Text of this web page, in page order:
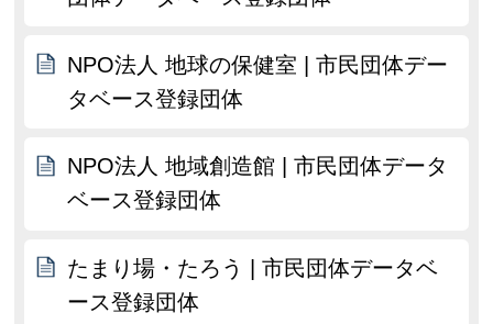
NPO法人 地球の保健室 | 市民団体デー
タベース登録団体
NPO法人 地域創造館 | 市民団体データ
ベース登録団体
たまり場・たろう | 市民団体データベ
ース登録団体